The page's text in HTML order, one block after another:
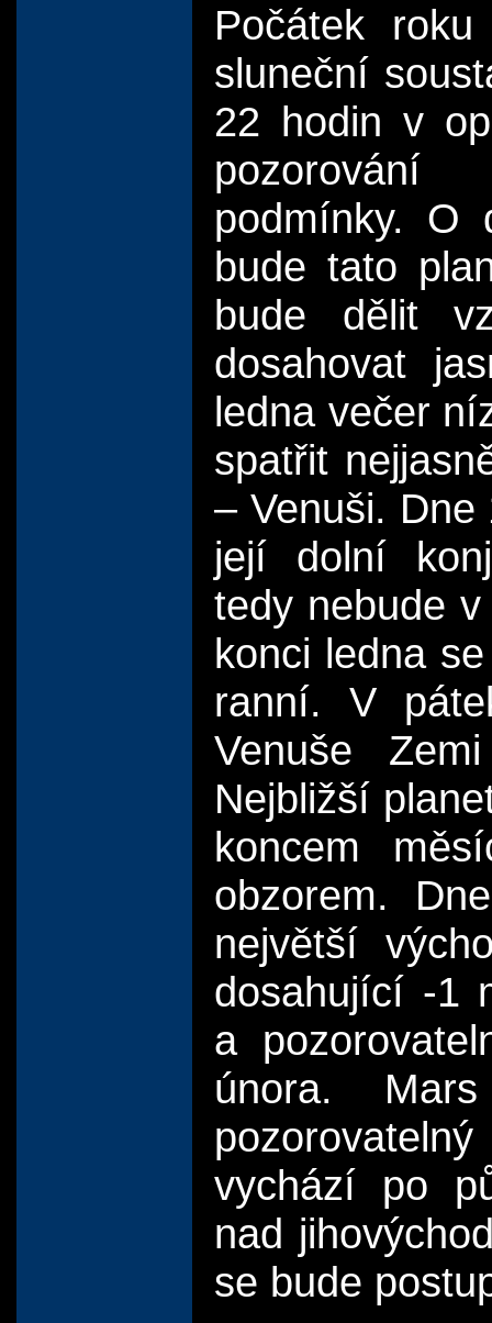
Počátek
sluneční
22 hodin v
podmínky.
bude tato
bude dělit
dosahovat
ledna večer
spatřit
– Venuši. Dne
její dolní
tedy nebude
konci ledna
ranní. V
Venuše
Nejbližší
koncem
obzorem.
největší
dosahující -1
a
února.
vychází po
nad
se bude